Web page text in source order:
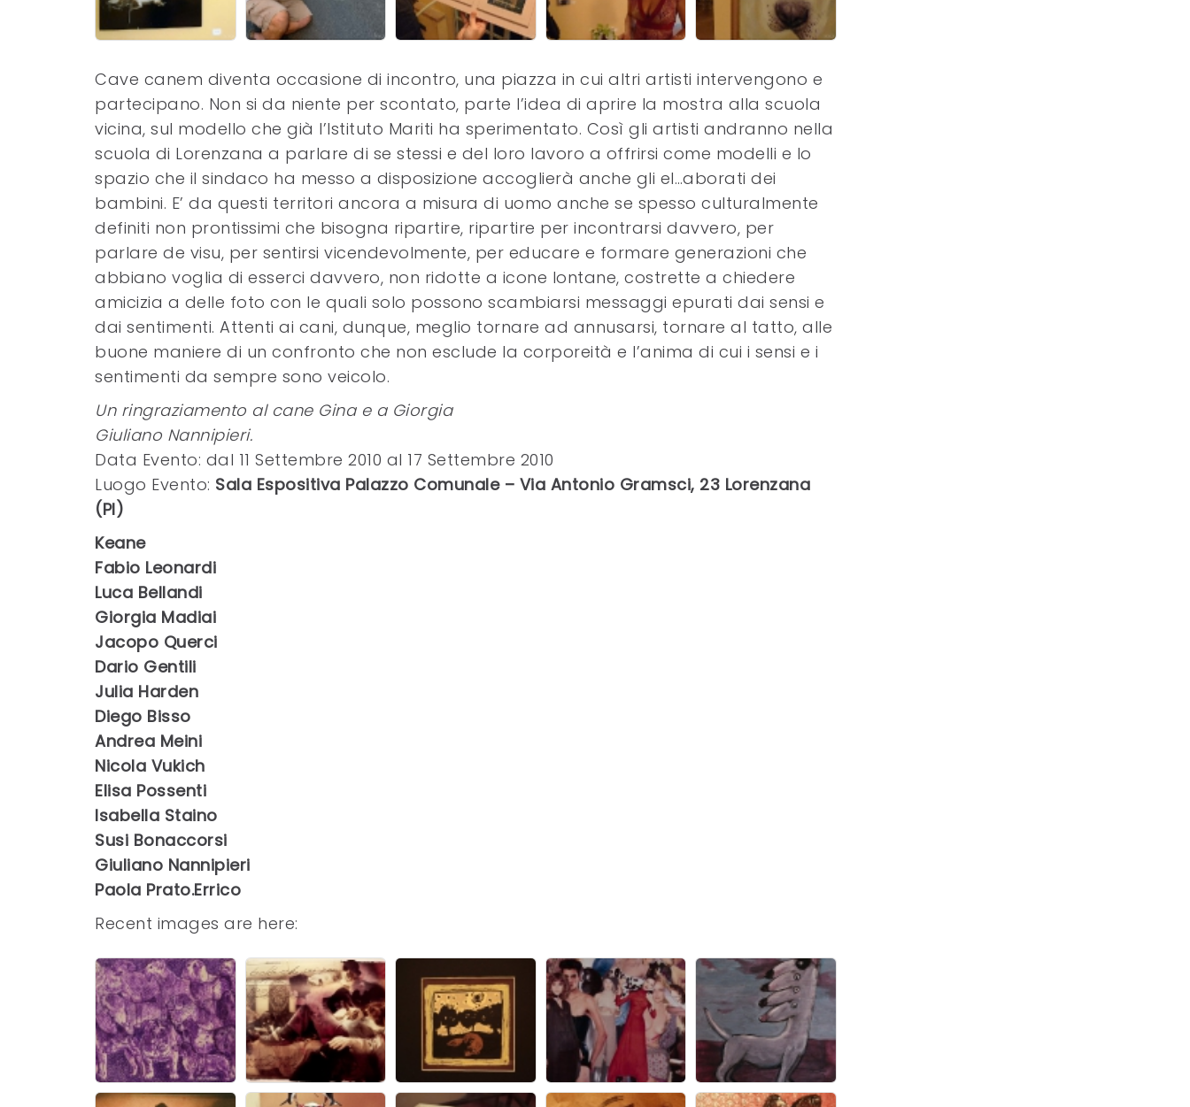
Cave canem diventa occasione di incontro, una piazza in cui altri artisti intervengono e
partecipano. Non si da niente per scontato, parte l’idea di aprire la mostra alla scuola
vicina, sul modello che già l’Istituto Mariti ha sperimentato. Così gli artisti andranno nella
scuola di Lorenzana a parlare di se stessi e del loro lavoro a offrirsi come modelli e lo
spazio che il sindaco ha messo a disposizione accoglierà anche gli el…aborati dei
bambini. E’ da questi territori ancora a misura di uomo anche se spesso culturalmente
definiti non prontissimi che bisogna ripartire, ripartire per incontrarsi davvero, per
parlare de visu, per sentirsi vicendevolmente, per educare e formare generazioni che
abbiano voglia di esserci davvero, non ridotte a icone lontane, costrette a chiedere
amicizia a delle foto con le quali solo possono scambiarsi messaggi epurati dai sensi e
dai sentimenti. Attenti ai cani, dunque, meglio tornare ad annusarsi, tornare al tatto, alle
buone maniere di un confronto che non esclude la corporeità e l’anima di cui i sensi e i
sentimenti da sempre sono veicolo.
Un ringraziamento al cane Gina e a Giorgia
Giuliano Nannipieri.
Data Evento: dal 11 Settembre 2010 al 17 Settembre 2010
Luogo Evento: Sala Espositiva Palazzo Comunale – Via Antonio Gramsci, 23 Lorenzana
(PI)
Keane
Fabio Leonardi
Luca Bellandi
Giorgia Madiai
Jacopo Querci
Dario Gentili
Julia Harden
Diego Bisso
Andrea Meini
Nicola Vukich
Elisa Possenti
Isabella Staino
Susi Bonaccorsi
Giuliano Nannipieri
Paola Prato.Errico
Recent images are here: